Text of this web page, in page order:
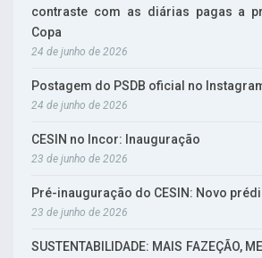
contraste com as diárias pagas a
Copa
24 de junho de 2026
Postagem do PSDB oficial no
24 de junho de 2026
CESIN no Incor: Inauguração
23 de junho de 2026
Pré-inauguração do CESIN: Novo
23 de junho de 2026
SUSTENTABILIDADE: MAIS FAZEÇÃO,